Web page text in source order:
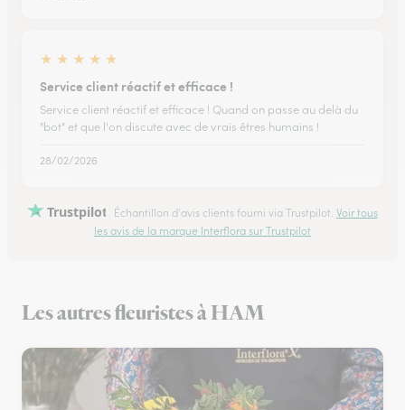
★ ★ ★ ★ ★
Service client réactif et efficace !
Service client réactif et efficace ! Quand on passe au delà du
"bot" et que l'on discute avec de vrais êtres humains !
28/02/2026
Trustpilot Échantillon d'avis clients fourni via Trustpilot. Voir tous
les avis de la marque Interflora sur Trustpilot
Les autres fleuristes à HAM